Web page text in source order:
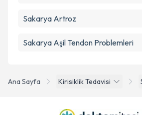
Ana Sayfa Kirisiklik Tedavisi
Sakarya Artroz
Sakarya Aşil Tendon Problemleri